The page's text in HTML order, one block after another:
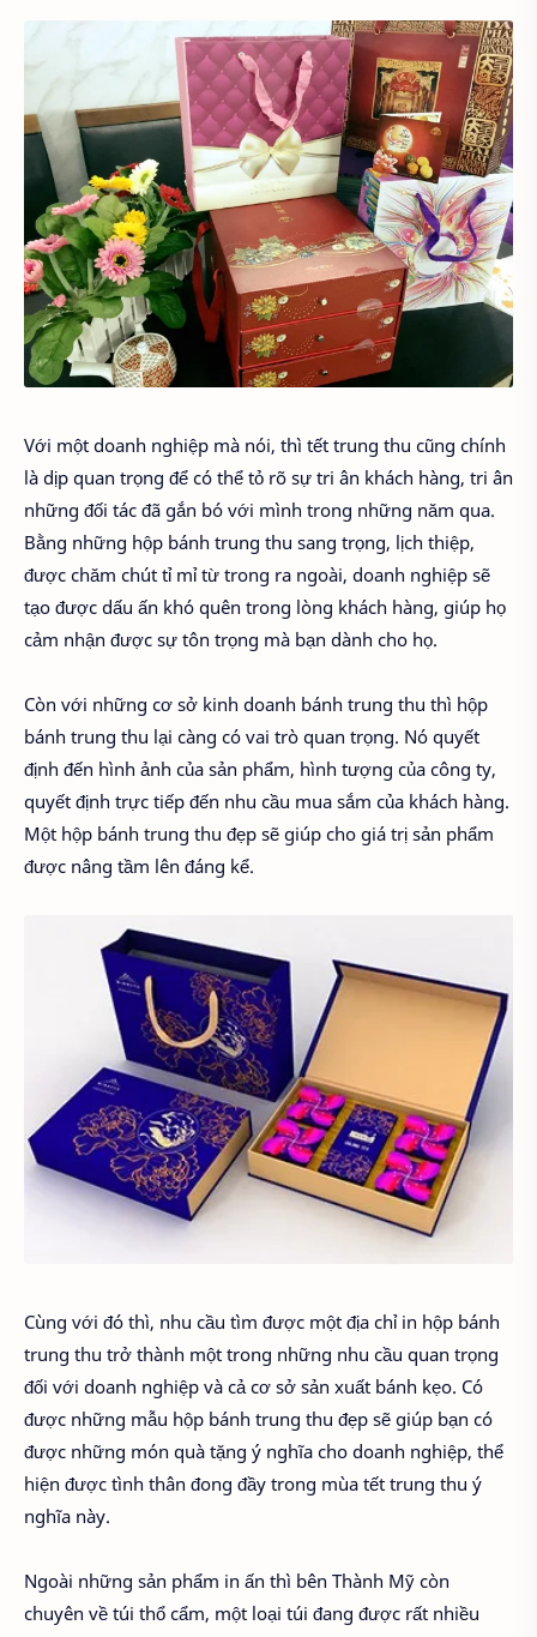
Với một doanh nghiệp mà nói, thì tết trung thu cũng chính
là dịp quan trọng để có thể tỏ rõ sự tri ân khách hàng, tri ân
những đối tác đã gắn bó với mình trong những năm qua.
Bằng những hộp bánh trung thu sang trọng, lịch thiệp,
được chăm chút tỉ mỉ từ trong ra ngoài, doanh nghiệp sẽ
tạo được dấu ấn khó quên trong lòng khách hàng, giúp họ
cảm nhận được sự tôn trọng mà bạn dành cho họ.
Còn với những cơ sở kinh doanh bánh trung thu thì hộp
bánh trung thu lại càng có vai trò quan trọng. Nó quyết
định đến hình ảnh của sản phẩm, hình tượng của công ty,
quyết định trực tiếp đến nhu cầu mua sắm của khách hàng.
Một hộp bánh trung thu đẹp sẽ giúp cho giá trị sản phẩm
được nâng tầm lên đáng kể.
Cùng với đó thì, nhu cầu tìm được một địa chỉ in hộp bánh
trung thu trở thành một trong những nhu cầu quan trọng
đối với doanh nghiệp và cả cơ sở sản xuất bánh kẹo. Có
được những mẫu hộp bánh trung thu đẹp sẽ giúp bạn có
được những món quà tặng ý nghĩa cho doanh nghiệp, thể
hiện được tình thân đong đầy trong mùa tết trung thu ý
nghĩa này.
Ngoài những sản phẩm in ấn thì bên Thành Mỹ còn
chuyên về túi thổ cẩm, một loại túi đang được rất nhiều